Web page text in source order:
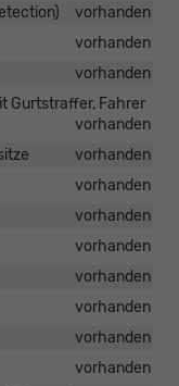
vorhanden
vorhanden
vorhanden
Gurtstraffer, Fahrer
vorhanden
vorhanden
vorhanden
vorhanden
vorhanden
vorhanden
vorhanden
vorhanden
vorhanden